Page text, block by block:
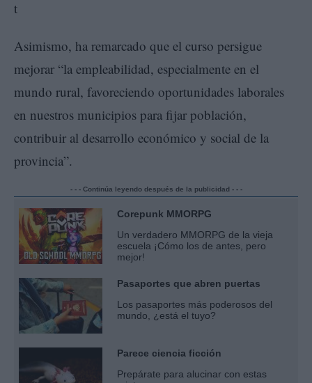
Asimismo, ha remarcado que el curso persigue
mejorar “la empleabilidad, especialmente en el
mundo rural, favoreciendo oportunidades laborales
en nuestros municipios para fijar población,
contribuir al desarrollo económico y social de la
provincia”.
- - - Continúa leyendo después de la publicidad - - -
Corepunk MMORPG
Un verdadero MMORPG de la vieja
escuela ¡Cómo los de antes, pero
mejor!
Pasaportes que abren puertas
Los pasaportes más poderosos del
mundo, ¿está el tuyo?
Parece ciencia ficción
Prepárate para alucinar con estas